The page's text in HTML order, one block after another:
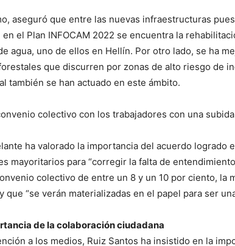
aseguró que entre las nuevas infraestructuras
en el Plan INFOCAM 2022 se encuentra la
agua, uno de ellos en Hellín. Por otro lado, se ha
que discurren por zonas de alto riesgo de
también se han actuado en este ámbito.
colectivo con los trabajadores con una
ha valorado la importancia del acuerdo logrado
mayoritarios para “corregir la falta de
colectivo de entre un 8 y un 10 por ciento, la
que “se verán materializadas en el papel para ser
de la colaboración ciudadana
a los medios, Ruiz Santos ha insistido en la